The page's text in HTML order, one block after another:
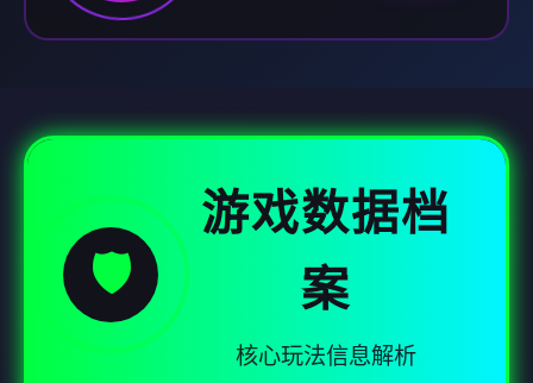
🛡️
游戏数据档
案
核心玩法信息解析